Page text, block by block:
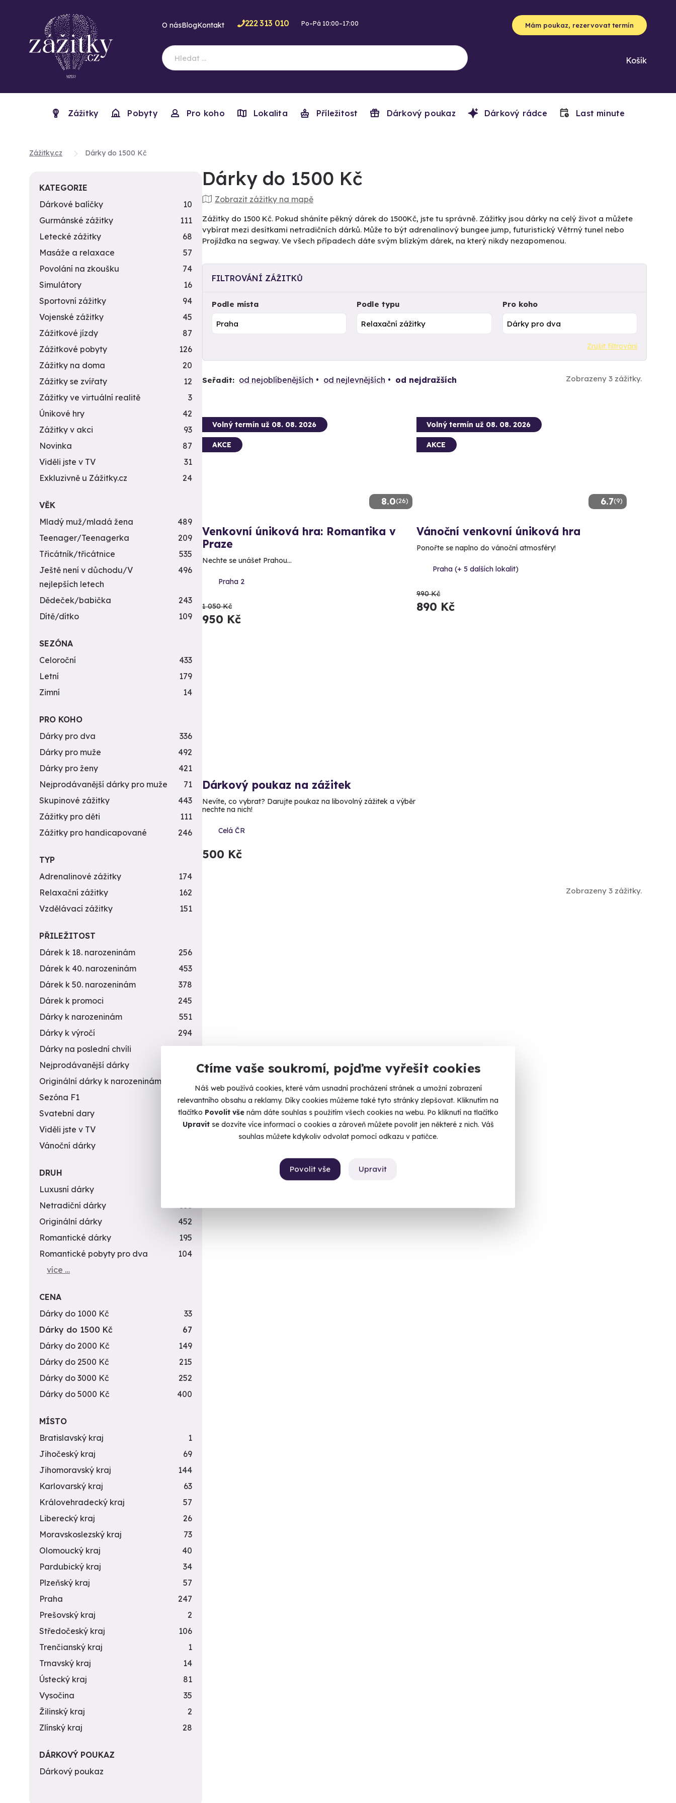
Ctíme vaše soukromí, pojďme vyřešit cookies
Náš web používá cookies, které vám usnadní procházení stránek a umožní zobrazení
relevantního obsahu a reklamy. Díky cookies můžeme také tyto stránky zlepšovat. Kliknutím na
tlačítko Povolit vše nám dáte souhlas s použitím všech cookies na webu. Po kliknutí na tlačítko
Upravitse dozvíte více informací o cookies a zároveň můžete povolit jen některé z nich. Váš
souhlas můžete kdykoliv odvolat pomocí odkazu v patičce.
Upravit
Povolit vše
O násBlogKontakt 222 313 010 Po–Pá 10:00–17:00 Mám poukaz, rezervovat termín
Košík
Zážitky Pobyty Pro koho Lokalita Příležitost Dárkový poukaz Dárkový rádce Last minute
Zážitky.cz Dárky do 1500 Kč
Dárky do 1500 Kč
Zobrazit zážitky na mapě
Zážitky do 1500 Kč. Pokud sháníte pěkný dárek do 1500Kč, jste tu správně. Zážitky jsou dárky na celý život a můžete
vybírat mezi desítkami netradičních dárků. Může to být adrenalinový bungee jump, futuristický Větrný tunel nebo
Projížďka na segway. Ve všech případech dáte svým blízkým dárek, na který nikdy nezapomenou.
FILTROVÁNÍ ZÁŽITKŮ
Podle místa Podle typu Pro koho
Zrušit filtrování
Seřadit: od nejoblíbenějších od nejlevnějších od nejdražších Zobrazeny 3 zážitky.
8.0(26)
Volný termín už 08. 08. 2026
AKCE
Venkovní úniková hra: Romantika v
Praze
Nechte se unášet Prahou...
Praha 2
1 050 Kč
950 Kč
6.7(9)
Volný termín už 08. 08. 2026
AKCE
Vánoční venkovní úniková hra
Ponořte se naplno do vánoční atmosféry!
Praha (+ 5 dalších lokalit)
990 Kč
890 Kč
Dárkový poukaz na zážitek
Nevíte, co vybrat? Darujte poukaz na libovolný zážitek a výběr
nechte na nich!
Celá ČR
500 Kč
Zobrazeny 3 zážitky.
KATEGORIE
Dárkové balíčky
10
Gurmánské zážitky
111
Letecké zážitky
68
Masáže a relaxace
57
Povolání na zkoušku
74
Simulátory
16
Sportovní zážitky
94
Vojenské zážitky
45
Zážitkové jízdy
87
Zážitkové pobyty
126
Zážitky na doma
20
Zážitky se zvířaty
12
Zážitky ve virtuální realitě
3
Únikové hry
42
Zážitky v akci
93
Novinka
87
Viděli jste v TV
31
Exkluzivně u Zážitky.cz
24
VĚK
Mladý muž/mladá žena
489
Teenager/Teenagerka
209
Třicátník/třicátnice
535
Ještě není v důchodu/V
nejlepších letech
496
Dědeček/babička
243
Dítě/dítko
109
SEZÓNA
Celoroční
433
Letní
179
Zimní
14
PRO KOHO
Dárky pro dva
336
Dárky pro muže
492
Dárky pro ženy
421
Nejprodávanější dárky pro muže
71
Skupinové zážitky
443
Zážitky pro děti
111
Zážitky pro handicapované
246
TYP
Adrenalinové zážitky
174
Relaxační zážitky
162
Vzdělávací zážitky
151
PŘILEŽITOST
Dárek k 18. narozeninám
256
Dárek k 40. narozeninám
453
Dárek k 50. narozeninám
378
Dárek k promoci
245
Dárky k narozeninám
551
Dárky k výročí
294
Dárky na poslední chvíli
450
Nejprodávanější dárky
Originální dárky k narozeninám
Sezóna F1
4
Svatební dary
196
Viděli jste v TV
31
Vánoční dárky
DRUH
Luxusní dárky
Netradiční dárky
353
Originální dárky
452
Romantické dárky
195
Romantické pobyty pro dva
104
více …
CENA
Dárky do 1000 Kč
33
Dárky do 1500 Kč
67
Dárky do 2000 Kč
149
Dárky do 2500 Kč
215
Dárky do 3000 Kč
252
Dárky do 5000 Kč
400
MÍSTO
Bratislavský kraj
1
Jihočeský kraj
69
Jihomoravský kraj
144
Karlovarský kraj
63
Královehradecký kraj
57
Liberecký kraj
26
Moravskoslezský kraj
73
Olomoucký kraj
40
Pardubický kraj
34
Plzeňský kraj
57
Praha
247
Prešovský kraj
2
Středočeský kraj
106
Trenčianský kraj
1
Trnavský kraj
14
Ústecký kraj
81
Vysočina
35
Žilinský kraj
2
Zlínský kraj
28
DÁRKOVÝ POUKAZ
Dárkový poukaz